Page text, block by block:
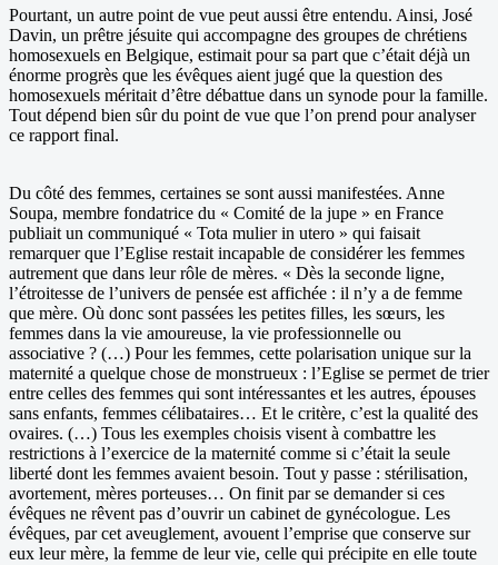
Pourtant, un autre point de vue peut aussi être entendu. Ainsi, José
Davin, un prêtre jésuite qui accompagne des groupes de chrétiens
homosexuels en Belgique, estimait pour sa part que c’était déjà un
énorme progrès que les évêques aient jugé que la question des
homosexuels méritait d’être débattue dans un synode pour la famille.
Tout dépend bien sûr du point de vue que l’on prend pour analyser
ce rapport final.
Du côté des femmes, certaines se sont aussi manifestées. Anne
Soupa, membre fondatrice du « Comité de la jupe » en France
publiait un communiqué « Tota mulier in utero » qui faisait
remarquer que l’Eglise restait incapable de considérer les femmes
autrement que dans leur rôle de mères. « Dès la seconde ligne,
l’étroitesse de l’univers de pensée est affichée : il n’y a de femme
que mère. Où donc sont passées les petites filles, les sœurs, les
femmes dans la vie amoureuse, la vie professionnelle ou
associative ? (…) Pour les femmes, cette polarisation unique sur la
maternité a quelque chose de monstrueux : l’Eglise se permet de trier
entre celles des femmes qui sont intéressantes et les autres, épouses
sans enfants, femmes célibataires… Et le critère, c’est la qualité des
ovaires. (…) Tous les exemples choisis visent à combattre les
restrictions à l’exercice de la maternité comme si c’était la seule
liberté dont les femmes avaient besoin. Tout y passe : stérilisation,
avortement, mères porteuses… On finit par se demander si ces
évêques ne rêvent pas d’ouvrir un cabinet de gynécologue. Les
évêques, par cet aveuglement, avouent l’emprise que conserve sur
eux leur mère, la femme de leur vie, celle qui précipite en elle toute